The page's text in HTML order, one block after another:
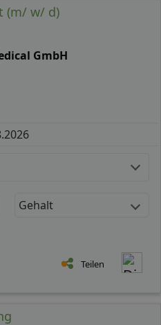
(m/ w/ d)
GmbH
Gehalt
Teilen